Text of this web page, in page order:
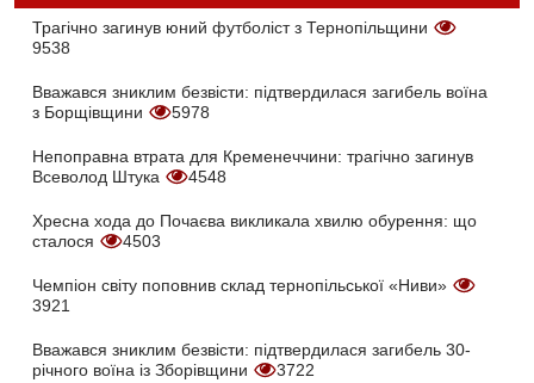
Трагічно загинув юний футболіст з Тернопільщини
9538
Вважався зниклим безвісти: підтвердилася загибель воїна
з Борщівщини
5978
Непоправна втрата для Кременеччини: трагічно загинув
Всеволод Штука
4548
Хресна хода до Почаєва викликала хвилю обурення: що
сталося
4503
Чемпіон світу поповнив склад тернопільської «Ниви»
3921
Вважався зниклим безвісти: підтвердилася загибель 30-
річного воїна із Зборівщини
3722